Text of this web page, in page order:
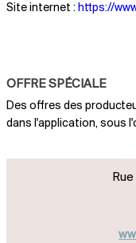
Site internet : https://
OFFRE SPÉCIALE
Des offres des
dans l'application, sous